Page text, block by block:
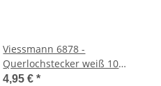
Viessmann 6878 -
Querlochstecker weiß 10
Stück
4,95 €*